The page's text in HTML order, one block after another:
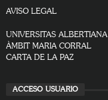
AVISO LEGAL
UNIVERSITAS ALBERTIANA
ÀMBIT MARIA CORRAL
CARTA DE LA PAZ
ACCESO USUARIO